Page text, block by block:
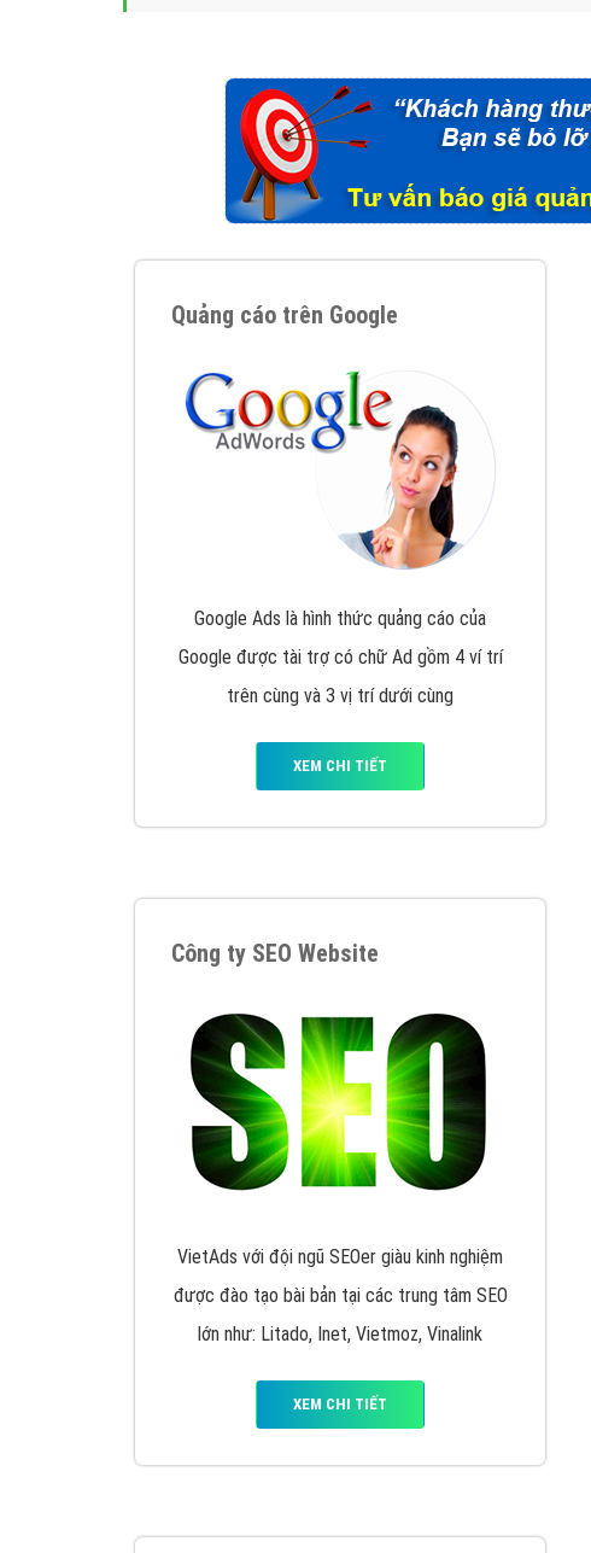
Quảng cáo trên Google
Google Ads là hình thức quảng cáo của
Google được tài trợ có chữ Ad gồm 4 ví trí
trên cùng và 3 vị trí dưới cùng
XEM CHI TIẾT
Công ty SEO Website
VietAds với đội ngũ SEOer giàu kinh nghiệm
được đào tạo bài bản tại các trung tâm SEO
lớn như: Litado, Inet, Vietmoz, Vinalink
XEM CHI TIẾT